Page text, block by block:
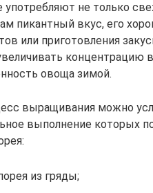
употребляют не только
пикантный вкус, его
или приготовления
концентрацию
овоща зимой.
выращивания можно
выполнение которых
из гряды;